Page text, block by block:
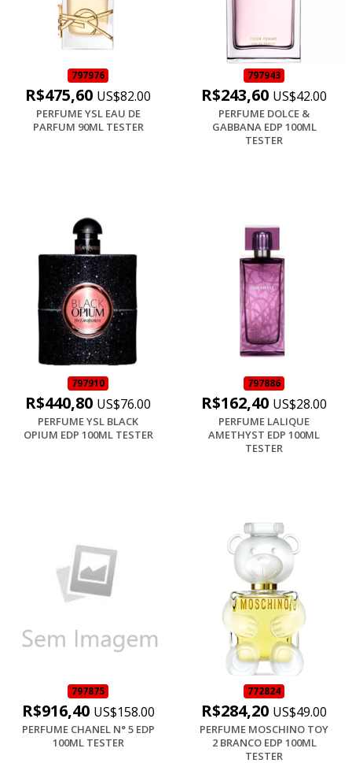
797976
R$475,60 US$82.00
PERFUME YSL EAU DE
PARFUM 90ML TESTER
797943
R$243,60 US$42.00
PERFUME DOLCE &
GABBANA EDP 100ML
TESTER
797910
R$440,80 US$76.00
PERFUME YSL BLACK
OPIUM EDP 100ML TESTER
797886
R$162,40 US$28.00
PERFUME LALIQUE
AMETHYST EDP 100ML
TESTER
797875
R$916,40 US$158.00
PERFUME CHANEL N° 5 EDP
100ML TESTER
772824
R$284,20 US$49.00
PERFUME MOSCHINO TOY
2 BRANCO EDP 100ML
TESTER